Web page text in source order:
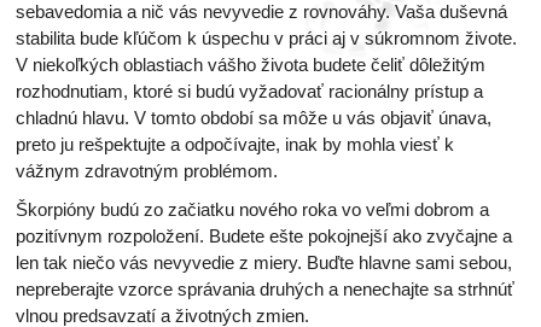
sebavedomia a nič vás nevyvedie z rovnováhy. Vaša duševná
stabilita bude kľúčom k úspechu v práci aj v súkromnom živote.
V niekoľkých oblastiach vášho života budete čeliť dôležitým
rozhodnutiam, ktoré si budú vyžadovať racionálny prístup a
chladnú hlavu. V tomto období sa môže u vás objaviť únava,
preto ju rešpektujte a odpočívajte, inak by mohla viesť k
vážnym zdravotným problémom.
Škorpióny budú zo začiatku nového roka vo veľmi dobrom a
pozitívnym rozpoložení. Budete ešte pokojnejší ako zvyčajne a
len tak niečo vás nevyvedie z miery. Buďte hlavne sami sebou,
nepreberajte vzorce správania druhých a nenechajte sa strhnúť
vlnou predsavzatí a životných zmien.